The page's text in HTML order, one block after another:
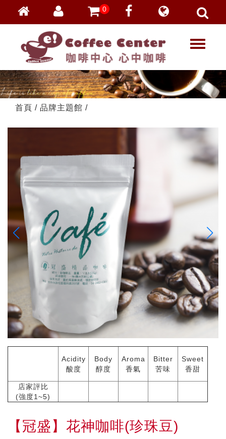
會員登入
忘記密碼
加入會員
VIP登入
VIP申請
0
T
g
l
e
v
g
a
o
首頁 / 品牌主題館 /
Acidity
酸度
Body
醇度
Aroma
香氣
Bitter
苦味
Sweet
香甜
店家評比
(強度1~5)
【冠盛】花神咖啡(珍珠豆)